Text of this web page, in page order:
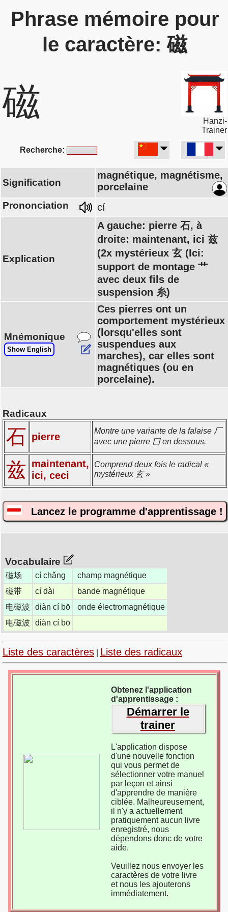
Phrase mémoire pour
le caractère: 磁
磁
Hanzi-
Trainer
Recherche:
Signification
magnétique, magnétisme,
porcelaine
Prononciation cí
Explication
A gauche: pierre 石, à
droite: maintenant, ici 兹
(2x mystérieux 玄 (Ici:
support de montage 艹
avec deux fils de
suspension 糸)
Mnémonique
Show English
Ces pierres ont un
comportement mystérieux
(lorsqu'elles sont
suspendues aux
marches), car elles sont
magnétiques (ou en
porcelaine).
Radicaux
石 pierre
Montre une variante de la falaise 厂
avec une pierre 囗 en dessous.
兹 maintenant,
ici, ceci
Comprend deux fois le radical «
mystérieux 玄 »
Lancez le programme d'apprentissage !
Vocabulaire
磁场 cí chǎng
champ magnétique
磁带
cí dài
bande magnétique
电磁波
diàn cí bō
onde électromagnétique
电磁波
diàn cí bō
Liste des caractères Liste des radicaux
Obtenez l'application
d'apprentissage :
Démarrer le
trainer
L'application dispose
d'une nouvelle fonction
qui vous permet de
sélectionner votre manuel
par leçon et ainsi
d'apprendre de manière
ciblée. Malheureusement,
il n'y a actuellement
pratiquement aucun livre
enregistré, nous
dépendons donc de votre
aide.
Veuillez nous envoyer les
caractères de votre livre
et nous les ajouterons
immédiatement.